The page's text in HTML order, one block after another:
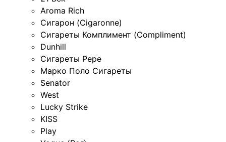
Aroma Rich
Сигарон (Cigaronne)
Сигареты Комплимент (Compliment)
Dunhill
Сигареты Pepe
Марко Поло Сигареты
Senator
West
Lucky Strike
KISS
Play